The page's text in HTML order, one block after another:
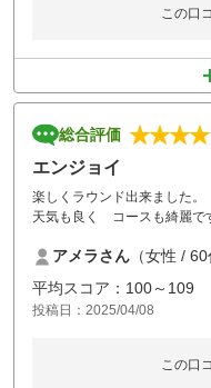
この口
総合評価
エンジョイ
楽しくラウンド出来ました。
天気も良く コースも綺麗で
アメラさん （女性 / 60
平均スコア：100～109
投稿日：2025/04/08
この口